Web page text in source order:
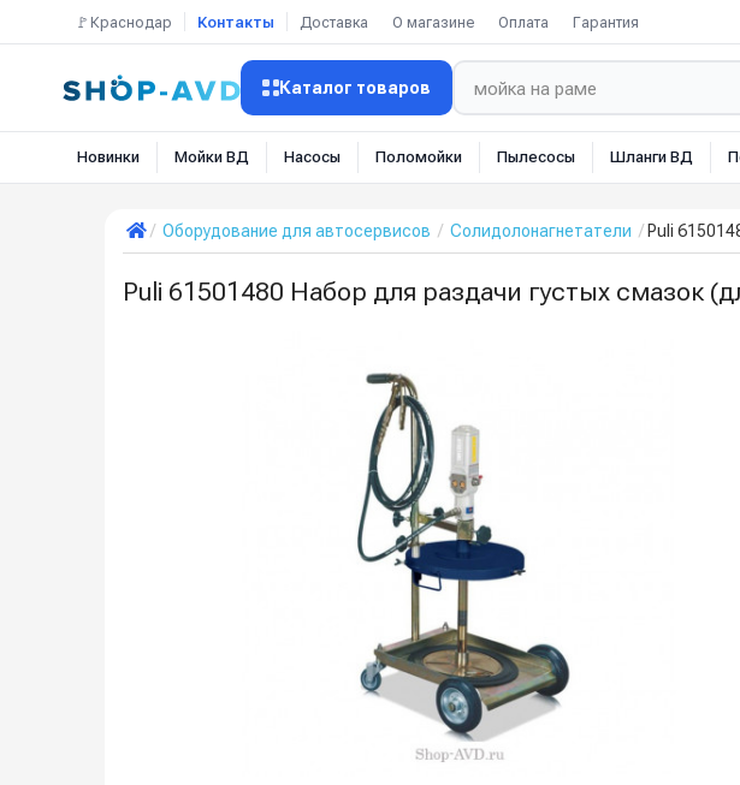
🚩Краснодар Контакты Доставка О магазине Оплата Гарантия
Каталог товаров
Новинки Мойки ВД Насосы Поломойки Пылесосы Шланги ВД
Оборудование для автосервисов Солидолонагнетатели Puli
Puli 61501480 Набор для раздачи густых смазок